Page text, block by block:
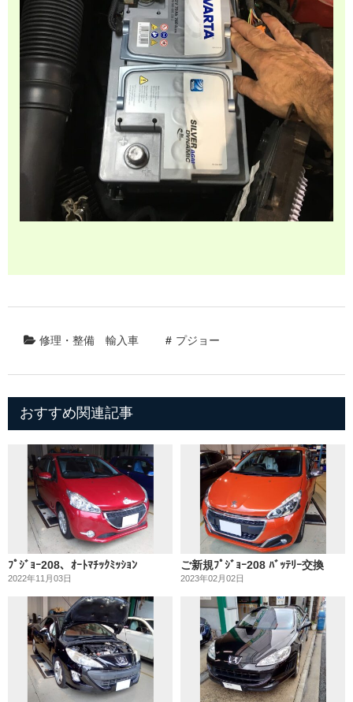
修理・整備 輸入車 プジョー
おすすめ関連記事
ﾌﾟｼﾞｮｰ208、ｵｰﾄﾏﾁｯｸﾐｯｼｮﾝ
2022年11月03日
ご新規ﾌﾟｼﾞｮｰ208 ﾊﾞｯﾃﾘｰ交換
2023年02月02日